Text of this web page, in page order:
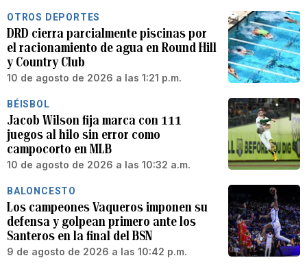
OTROS DEPORTES
DRD cierra parcialmente piscinas por
el racionamiento de agua en Round Hill
y Country Club
10 de agosto de 2026 a las 1:21 p.m.
BÉISBOL
Jacob Wilson fija marca con 111
juegos al hilo sin error como
campocorto en MLB
10 de agosto de 2026 a las 10:32 a.m.
BALONCESTO
Los campeones Vaqueros imponen su
defensa y golpean primero ante los
Santeros en la final del BSN
9 de agosto de 2026 a las 10:42 p.m.